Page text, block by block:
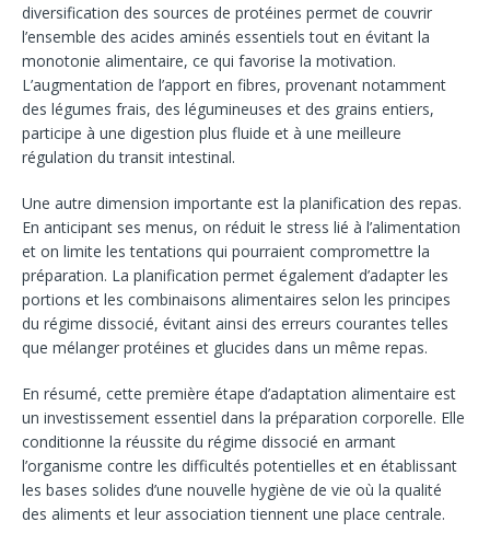
diversification des sources de protéines permet de couvrir
l’ensemble des acides aminés essentiels tout en évitant la
monotonie alimentaire, ce qui favorise la motivation.
L’augmentation de l’apport en fibres, provenant notamment
des légumes frais, des légumineuses et des grains entiers,
participe à une digestion plus fluide et à une meilleure
régulation du transit intestinal.
Une autre dimension importante est la planification des repas.
En anticipant ses menus, on réduit le stress lié à l’alimentation
et on limite les tentations qui pourraient compromettre la
préparation. La planification permet également d’adapter les
portions et les combinaisons alimentaires selon les principes
du régime dissocié, évitant ainsi des erreurs courantes telles
que mélanger protéines et glucides dans un même repas.
En résumé, cette première étape d’adaptation alimentaire est
un investissement essentiel dans la préparation corporelle. Elle
conditionne la réussite du régime dissocié en armant
l’organisme contre les difficultés potentielles et en établissant
les bases solides d’une nouvelle hygiène de vie où la qualité
des aliments et leur association tiennent une place centrale.